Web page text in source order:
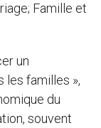
Famille et
un
les familles »,
du
souvent